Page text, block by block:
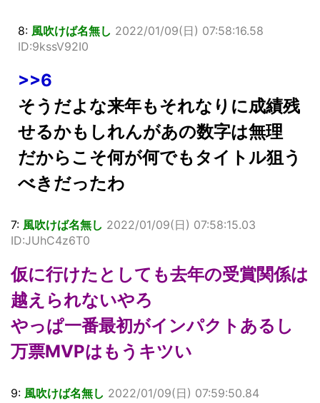
8: 風吹けば名無し 2022/01/09(日) 07:58:16.58
ID:9kssV92I0
>>6
そうだよな来年もそれなりに成績残
せるかもしれんがあの数字は無理
だからこそ何が何でもタイトル狙う
べきだったわ
7: 風吹けば名無し 2022/01/09(日) 07:58:15.03
ID:JUhC4z6T0
仮に行けたとしても去年の受賞関係は
越えられないやろ
やっぱ一番最初がインパクトあるし
万票MVPはもうキツい
9: 風吹けば名無し 2022/01/09(日) 07:59:50.84